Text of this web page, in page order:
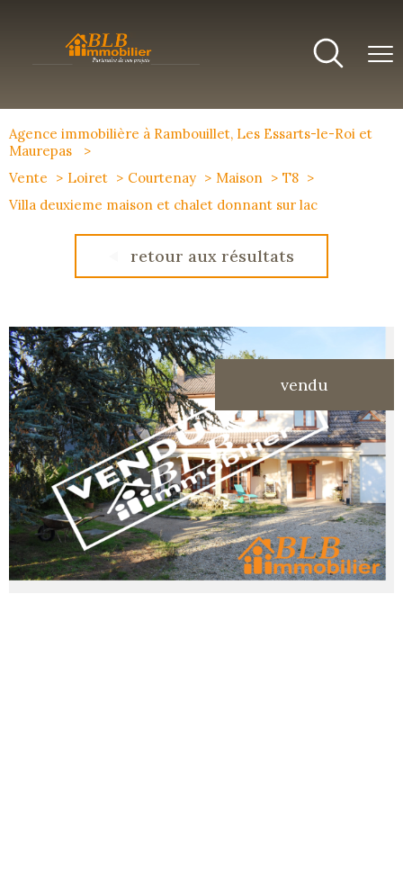
Agence immobilière à Rambouillet, Les Essarts-le-Roi et
Maurepas
Vente
Loiret Courtenay Maison
T8
Villa deuxieme maison et chalet donnant sur lac
retour aux résultats
vendu